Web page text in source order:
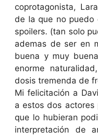
coprotagonista,
de la que no puedo
spoilers. (tan solo
ademas de ser en
buena y muy
enorme
dosis tremenda de
Mi felicitación a
a estos dos actores
que lo hubieran
interpretación de